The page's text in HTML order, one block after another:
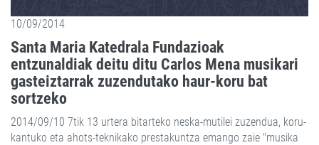
10/09/2014
Santa Maria Katedrala Fundazioak
entzunaldiak deitu ditu Carlos Mena musikari
gasteiztarrak zuzendutako haur-koru bat
sortzeko
2014/09/10 7tik 13 urtera bitarteko neska-mutilei zuzendua, koru-
kantuko eta ahots-teknikako prestakuntza emango zaie "musika